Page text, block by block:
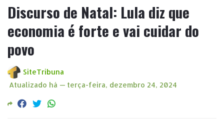
Discurso de Natal: Lula diz que
economia é forte e vai cuidar do
povo
SiteTribuna
Atualizado há — terça-feira, dezembro 24, 2024